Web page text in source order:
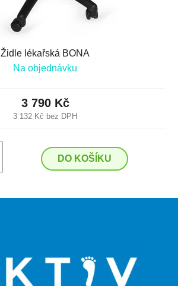
Židle lékařská BONA
Na objednávku
3 132 Kč bez DPH
3 790 Kč
DO KOŠÍKU